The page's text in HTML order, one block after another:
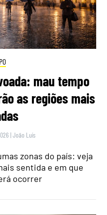
mau tempo
as regiões mais
|João Luís
zonas do país: veja
sentida e em que
ocorrer